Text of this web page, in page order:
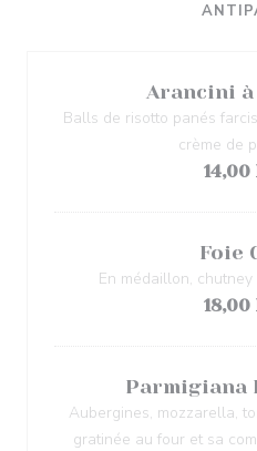
Arancini
Balls de risotto panés
crème de
14,00
Foie
En médaillon,
18,00
Parmigiana
Aubergines, mozzarella,
gratinée au four et sa